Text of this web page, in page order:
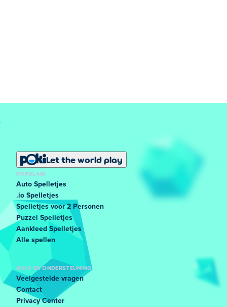
Let the world play
POPULAIR
Auto Spelletjes
.io Spelletjes
Spelletjes voor 2 Personen
Puzzel Spelletjes
Aankleed Spelletjes
Alle spellen
HULP EN ONDERSTEUNING
Veelgestelde vragen
Contact
Privacy Center